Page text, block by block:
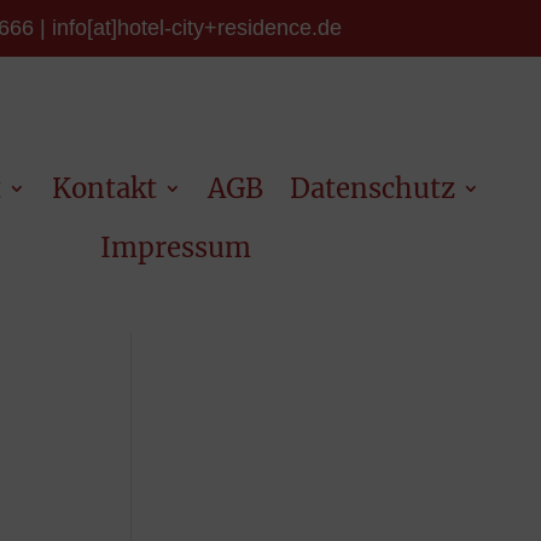
| info[at]hotel-city+residence.de
Kontakt AGB
Datenschutz
Impressum